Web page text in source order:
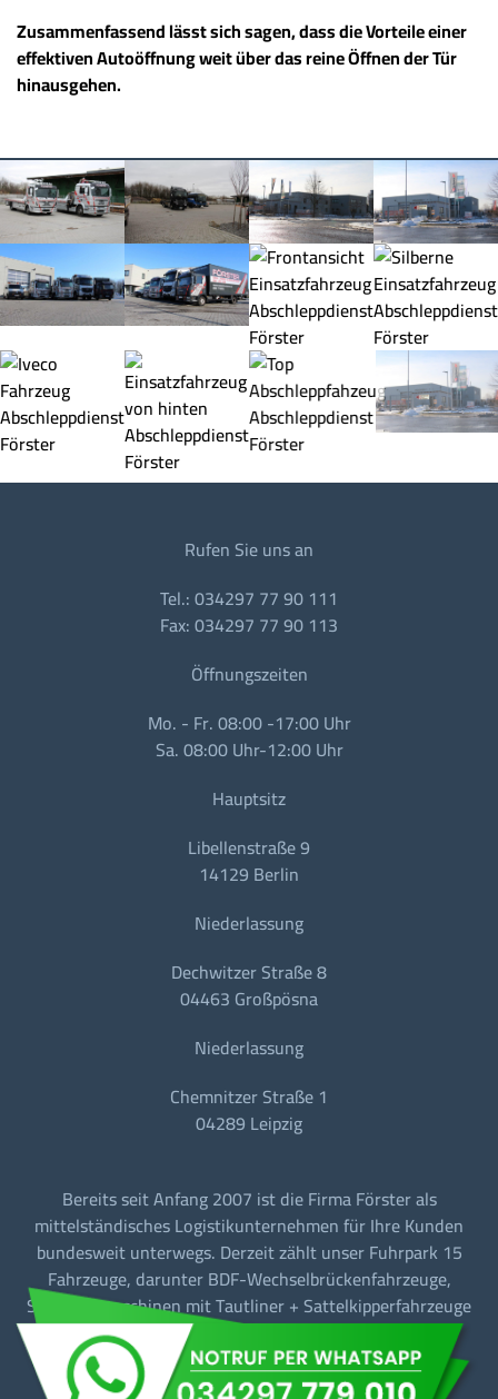
Zusammenfassend lässt sich sagen, dass die Vorteile einer
effektiven Autoöffnung weit über das reine Öffnen der Tür
hinausgehen.
Rufen Sie uns an
Tel.: 034297 77 90 111
Fax: 034297 77 90 113
Öffnungszeiten
Mo. - Fr. 08:00 -17:00 Uhr
Sa. 08:00 Uhr-12:00 Uhr
Hauptsitz
Libellenstraße 9
14129 Berlin
Niederlassung
Dechwitzer Straße 8
04463 Großpösna
Niederlassung
Chemnitzer Straße 1
04289 Leipzig
Bereits seit Anfang 2007 ist die Firma Förster als
mittelständisches Logistikunternehmen für Ihre Kunden
bundesweit unterwegs. Derzeit zählt unser Fuhrpark 15
Fahrzeuge, darunter BDF-Wechselbrückenfahrzeuge,
Sattelzugmaschinen mit Tautliner + Sattelkipperfahrzeuge
für den Baustellen-/Linien-/Begegnungs- und
Fernverkehr.